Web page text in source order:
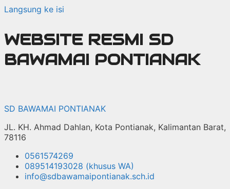
Langsung ke isi
WEBSITE RESMI SD
BAWAMAI PONTIANAK
SD BAWAMAI PONTIANAK
JL. KH. Ahmad Dahlan, Kota Pontianak, Kalimantan Barat,
78116
0561574269
089514193028 (khusus WA)
info@sdbawamaipontianak.sch.id